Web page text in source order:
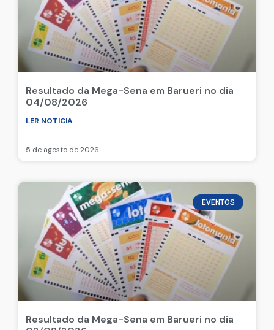
Resultado da Mega-Sena em Barueri no dia
04/08/2026
LER NOTICIA
5 de agosto de 2026
EVENTOS
Resultado da Mega-Sena em Barueri no dia